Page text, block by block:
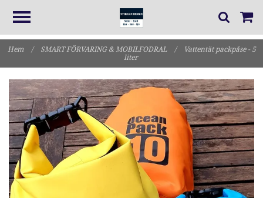
Hem / SMART FÖRVARING & MOBILFODRAL /
Vattentät packpåse - 5
liter